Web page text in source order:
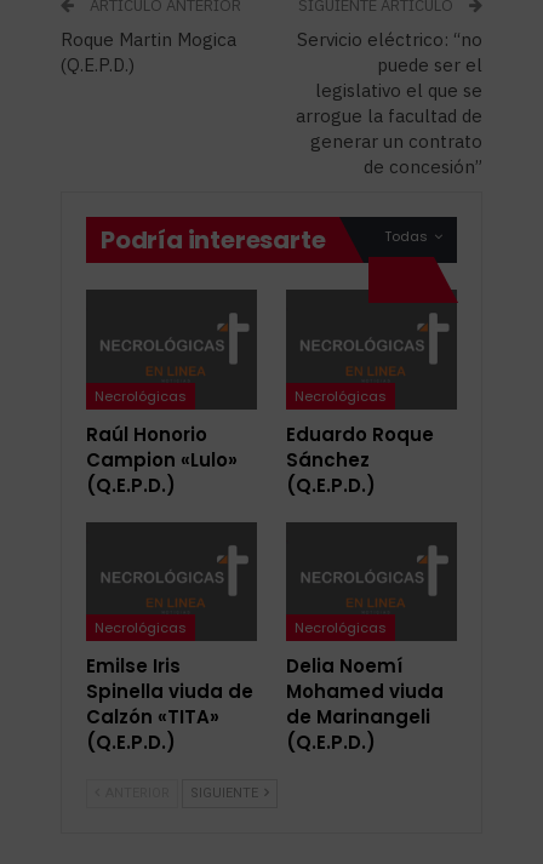
ARTÍCULO ANTERIOR
Roque Martin Mogica
(Q.E.P.D.)
SIGUIENTE ARTÍCULO
Servicio eléctrico: “no
puede ser el
legislativo el que se
arrogue la facultad de
generar un contrato
de concesión”
Todas
Podría interesarte
Necrológicas
Raúl Honorio
Campion «Lulo»
(Q.E.P.D.)
Necrológicas
Eduardo Roque
Sánchez
(Q.E.P.D.)
Necrológicas
Emilse Iris
Spinella viuda de
Calzón «TITA»
(Q.E.P.D.)
Necrológicas
Delia Noemí
Mohamed viuda
de Marinangeli
(Q.E.P.D.)
SIGUIENTE